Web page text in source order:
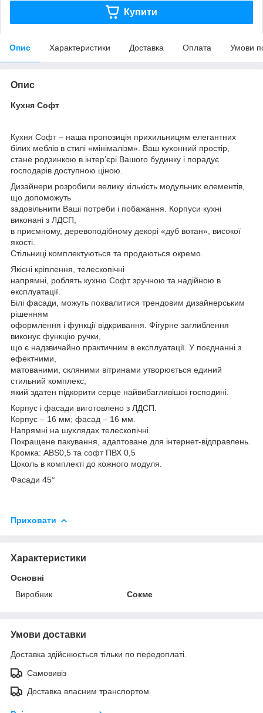
Купити
Опис Характеристики Доставка Оплата Умови
Опис
Кухня Софт
Кухня Софт – наша пропозиція прихильницям елегантних
білих меблів в стилі «мінімалізм». Ваш кухонний простір,
стане родзинкою в інтер’єрі Вашого будинку і порадує
господарів доступною ціною.
Дизайнери розробили велику кількість модульних елементів,
що допоможуть
задовільнити Ваші потреби і побажання. Корпуси кухні
виконані з ЛДСП,
в приємному, деревоподібному декорі «дуб вотан», високої
якості.
Стільниці комплектуються та продаються окремо.
Якісні кріплення, телескопічні
напрямні, роблять кухню Софт зручною та надійною в
експлуатації.
Білі фасади, можуть похвалитися трендовим дизайнерським
рішенням
оформлення і функції відкривання. Фігурне заглиблення
виконує функцію ручки,
що є надзвичайно практичним в експлуатації. У поєднанні з
ефектними,
матованими, скляними вітринами утворюється единий
стильний комплекс,
який здатен підкорити серце найвибагливішої господині.
Корпус і фасади виготовлено з ЛДСП.
Корпус – 16 мм; фасад – 16 мм.
Напрямні на шухлядах телескопічні.
Покращене пакування, адаптоване для інтернет-відправлень.
Кромка: ABS0,5 та софт ПВХ 0,5
Цоколь в комплекті до кожного модуля.
Фасади 45°
Приховати
Характеристики
Основні
Виробник
Сокме
Умови доставки
Доставка здійснюється тільки по передоплаті.
Самовивіз
Доставка власним транспортом